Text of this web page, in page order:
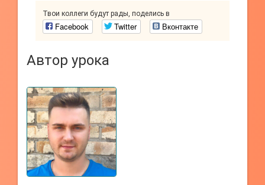
Твои коллеги будут рады, поделись в
Facebook Twitter Вконтакте
Автор урока